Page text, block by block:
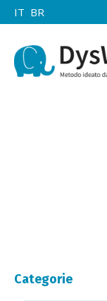
IT BR
Categorie